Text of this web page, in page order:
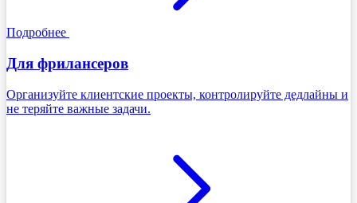
Подробнее
Для фрилансеров
Организуйте клиентские проекты, контролируйте дедлайны и
не теряйте важные задачи.